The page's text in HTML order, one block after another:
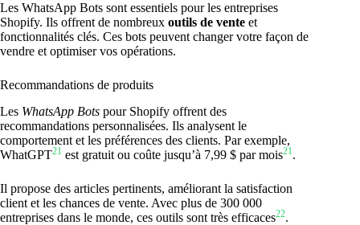
Les WhatsApp Bots sont essentiels pour les entreprises
Shopify. Ils offrent de nombreux outils de vente et
fonctionnalités clés. Ces bots peuvent changer votre façon de
vendre et optimiser vos opérations.
Recommandations de produits
Les WhatsApp Bots pour Shopify offrent des
recommandations personnalisées. Ils analysent le
comportement et les préférences des clients. Par exemple,
WhatGPT21 est gratuit ou coûte jusqu’à 7,99 $ par mois21.
Il propose des articles pertinents, améliorant la satisfaction
client et les chances de vente. Avec plus de 300 000
entreprises dans le monde, ces outils sont très efficaces22.